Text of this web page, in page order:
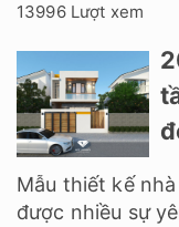
13996 Lượt xem
Mẫu thiết kế
được nhiều sự